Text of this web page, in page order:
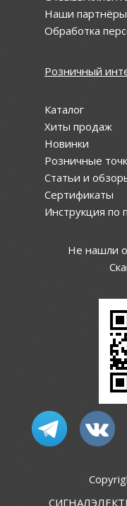
Наши партнёры
Обработка
Розничный
Каталог
Хиты продаж
Новинки
Розничные
Статьи и
Сертификаты
Инструкция по
Не нашли